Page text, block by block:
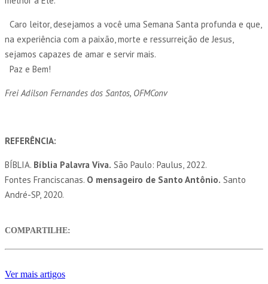
Caro leitor, desejamos a você uma Semana Santa profunda e que,
na experiência com a paixão, morte e ressurreição de Jesus,
sejamos capazes de amar e servir mais.
Paz e Bem!
Frei Adilson Fernandes dos Santos, OFMConv
REFERÊNCIA:
BÍBLIA. Bíblia Palavra Viva. São Paulo: Paulus, 2022.
Fontes Franciscanas. O mensageiro de Santo Antônio. Santo
André-SP, 2020.
COMPARTILHE:
Ver mais artigos